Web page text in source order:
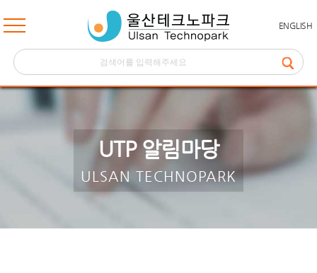
ENGLISH
UTP 알림마당
ULSAN TECHNOPARK